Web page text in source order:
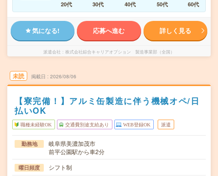
20代
30代 40代 50代 60代
気になる! 応募へ進む 詳しく見る
派遣会社 株式会社綜合キャリアオプション 製造事業部（全国）
未読 掲載日 2026/08/06
【寮完備！】アルミ缶製造に伴う機械オペ/日
払いOK
職種未経験OK 交通費別途支給あり WEB登録OK 派遣
勤務地
岐阜県美濃加茂市
前平公園駅から車2分
曜日頻度 シフト制